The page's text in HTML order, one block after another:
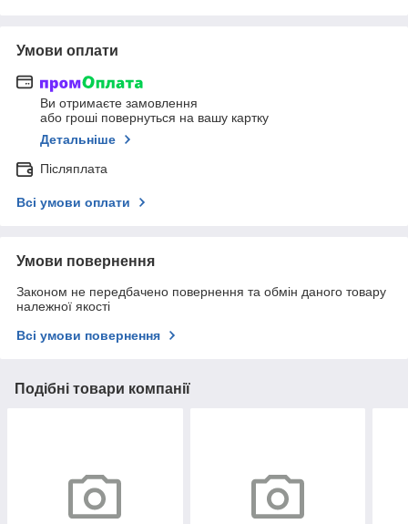
Умови оплати
Ви отримаєте замовлення
або гроші повернуться на вашу картку
Детальніше
Післяплата
Всі умови оплати
Умови повернення
Законом не передбачено повернення та обмін даного товару
належної якості
Всі умови повернення
Подібні товари компанії